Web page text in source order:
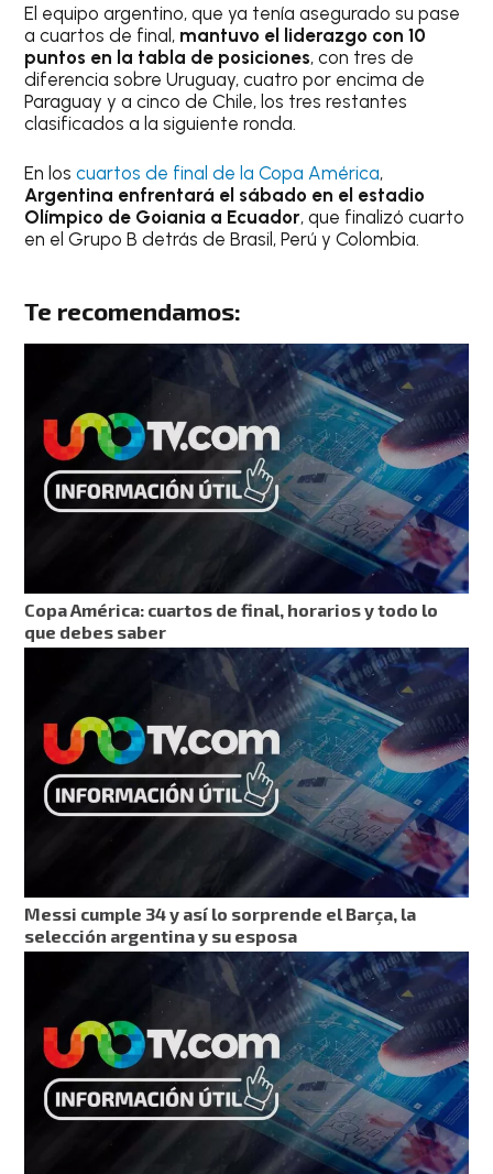
El equipo argentino, que ya tenía asegurado su pase
a cuartos de final, mantuvo el liderazgo con 10
puntos en la tabla de posiciones, con tres de
diferencia sobre Uruguay, cuatro por encima de
Paraguay y a cinco de Chile, los tres restantes
clasificados a la siguiente ronda.
En loscuartos de final de la Copa América,
Argentina enfrentará el sábado en el estadio
Olímpico de Goiania a Ecuador, que finalizó cuarto
en el Grupo B detrás de Brasil, Perú y Colombia.
Te recomendamos:
Copa América: cuartos de final, horarios y todo lo
que debes saber
Messi cumple 34 y así lo sorprende el Barça, la
selección argentina y su esposa